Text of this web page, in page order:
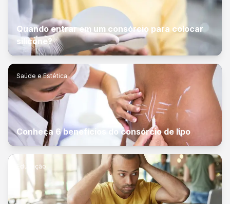
Quando entrar em um consórcio para colocar
silicone?
Saúde e Estética
Conheça 6 benefícios do consórcio de lipo
Educação